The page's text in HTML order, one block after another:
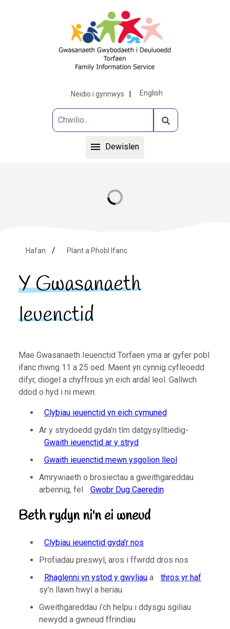
Neidio i gynnwys English
Dewislen
Hafan Plant a Phobl Ifanc
Y Gwasanaeth
Ieuenctid
Mae Gwasanaeth Ieuenctid Torfaen yma ar gyfer pobl
ifanc rhwng 11 a 25 oed. Maent yn cynnig cyfleoedd
difyr, diogel a chyffrous yn eich ardal leol. Gallwch
ddod o hyd i ni mewn:
Clybiau ieuenctid yn eich cymuned
Ar y strydoedd gyda'n tîm datgysylltiedig-
Gwaith ieuenctid ar y stryd
Gwaith ieuenctid mewn ysgolion lleol
Amrywiaeth o brosiectau a gweithgareddau
arbennig, fel
Gwobr Dug Caeredin
Beth rydyn ni'n ei wneud
Clybiau ieuenctid gyda'r nos
Profiadau preswyl, aros i ffwrdd dros nos
Rhaglenni yn ystod y gwyliaua
thros yr haf
sy’n llawn hwyl a heriau
Gweithgareddau i’ch helpu i ddysgu sgiliau
newydd a gwneud ffrindiau